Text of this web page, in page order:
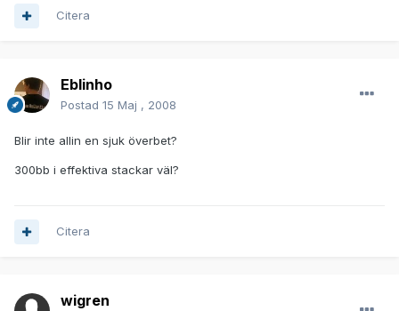
Citera
Eblinho
Postad 15 Maj , 2008
Blir inte allin en sjuk överbet?
300bb i effektiva stackar väl?
Citera
wigren